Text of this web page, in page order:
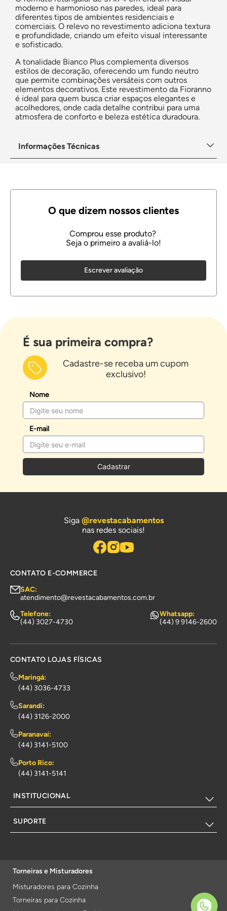
moderno e harmonioso nas paredes, ideal para
diferentes tipos de ambientes residenciais e
comerciais. O relevo no revestimento adiciona textura
e profundidade, criando um efeito visual interessante
e sofisticado.
A tonalidade Bianco Plus complementa diversos
estilos de decoração, oferecendo um fundo neutro
que permite combinações versáteis com outros
elementos decorativos. Este revestimento da Fioranno
é ideal para quem busca criar espaços elegantes e
acolhedores, onde cada detalhe contribui para uma
atmosfera de conforto e beleza estética duradoura.
Informações Técnicas
Escrever avaliação
É sua primeira compra?
Cadastre-se receba um cupom
exclusivo!
Nome
E-mail
Cadastrar
Siga @revestacabamentos
nas redes sociais!
CONTATO E-COMMERCE
SAC:
atendimento@revestacabamentos.com.br
Telefone:
(44) 3027-4730
Whatsapp:
(44) 9 9146-2600
CONTATO LOJAS FÍSICAS
Maringá:
(44) 3036-4733
Sarandi:
(44) 3126-2000
Paranavaí:
(44) 3141-5100
Porto Rico:
(44) 3141-5141
INSTITUCIONAL
SUPORTE
Torneiras e Misturadores
Misturadores para Cozinha
Torneiras para Cozinha